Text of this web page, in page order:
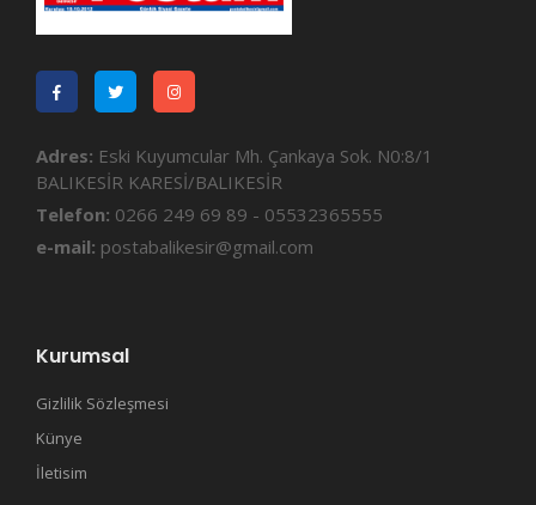
Adres: Eski Kuyumcular Mh. Çankaya Sok. N0:8/1
BALIKESİR KARESİ/BALIKESİR
Telefon: 0266 249 69 89 - 05532365555
e-mail: postabalikesir@gmail.com
Kurumsal
Gizlilik Sözleşmesi
Künye
İletisim